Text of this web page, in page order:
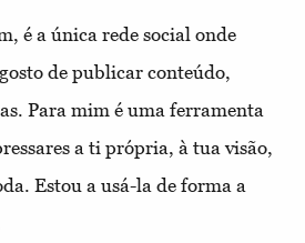
é a única rede social onde
de publicar conteúdo,
Para mim é uma ferramenta
a ti própria, à tua visão,
Estou a usá-la de forma a